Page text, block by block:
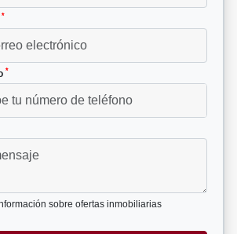
*
*
sobre ofertas inmobiliarias